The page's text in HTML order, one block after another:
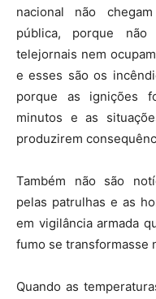
nacional não
pública, porque não
telejornais nem
e esses são os
porque as ignições
minutos e as
produzirem
Também não são
pelas patrulhas e as
em vigilância armada
fumo se transformasse
Quando as